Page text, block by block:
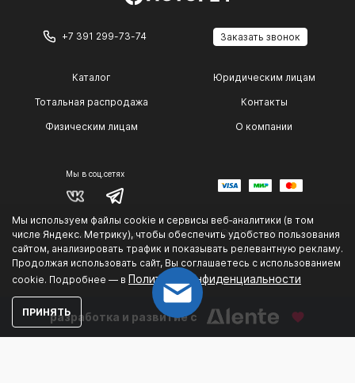
Мы используем файлы cookie и сервисы веб‑аналитики (в том
числе Яндекс. Метрику), чтобы обеспечить удобство пользования
сайтом, анализировать трафик и показывать релевантную рекламу.
Продолжая использовать сайт, Вы соглашаетесь с использованием
cookie. Подробнее — в Политике конфиденциальности
ПРИНЯТЬ
+7 391 299-73-74 Заказать звонок
Каталог
Тотальная распродажа
Физическим лицам
Юридическим лицам
Контакты
О компании
Мы в соц.сетях
Политика конфиденциальности © 2014 — 2026 г.
.
разработка и развитие с